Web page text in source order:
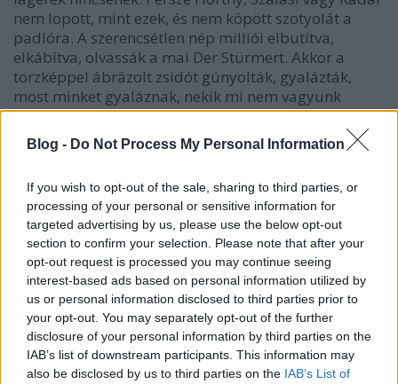
Blog - Do Not Process My Personal Information
If you wish to opt-out of the sale, sharing to third parties, or
processing of your personal or sensitive information for
targeted advertising by us, please use the below opt-out
section to confirm your selection. Please note that after your
opt-out request is processed you may continue seeing
interest-based ads based on personal information utilized by
us or personal information disclosed to third parties prior to
your opt-out. You may separately opt-out of the further
disclosure of your personal information by third parties on the
IAB’s list of downstream participants. This information may
also be disclosed by us to third parties on the IAB’s List of
nem lopott, mint ezek, és nem köpött szotyolát a
padlóra. A szerencsétlen nép milliói elbutítva,
elkábítva, olvassák a mai Der Stürmert. Akkor a
torzképpel ábrázolt zsidót gúnyolták, gyalázták,
most minket gyaláznak, nekik mi nem vagyunk
magyarok. A rádió-tv okádja magából Orbán vezér
szózatát. Amíg nem csavarjuk ki a kezükből a
propaganda fegyverét, addig ez egy nagyon
Nem írom le mit kéne tenni.
Ajánlott bejegyzések: